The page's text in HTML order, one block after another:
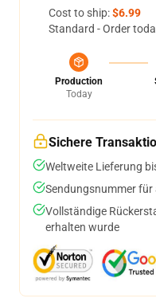
Cost to ship:$6.99
Standard - Order
Production
Today
Sichere
Weltweite Lieferung
Sendungsnummer für
Vollständige
erhalten wurde